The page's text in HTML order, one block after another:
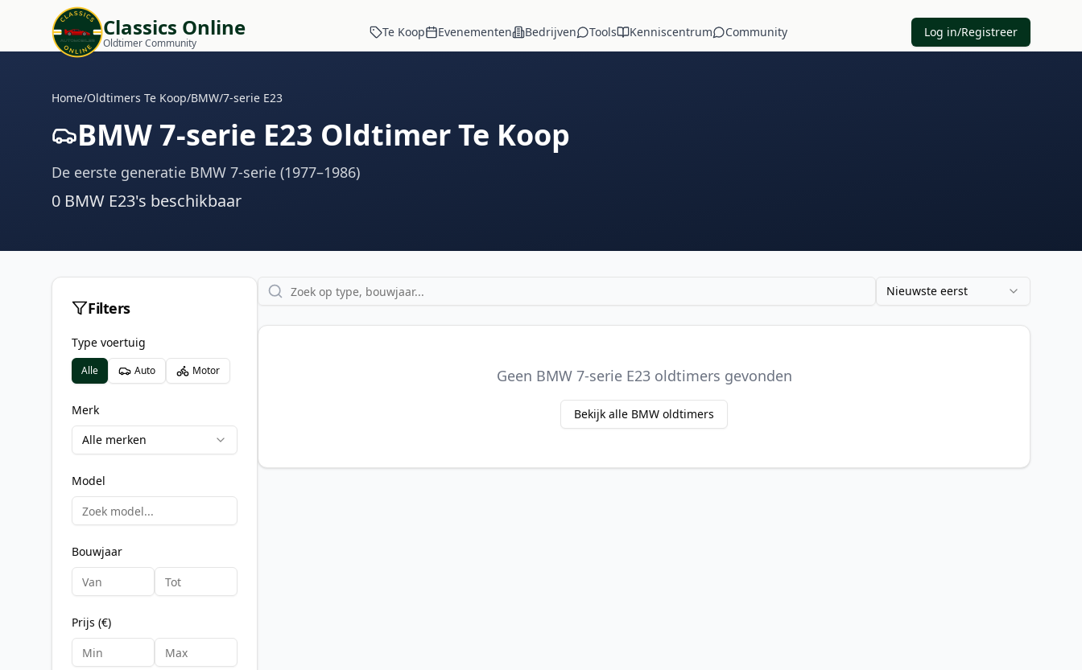
Classics Online
Oldtimer Community
Te Koop Evenementen Bedrijven Tools Kenniscentrum Community Log in/Registreer
Home/Oldtimers Te Koop/BMW/7-serie E23
BMW 7-serie E23 Oldtimer Te Koop
De eerste generatie BMW 7-serie (1977–1986)
0 BMW E23's beschikbaar
Filters
Type voertuig
Alle Auto Motor
Merk
Alle merken
Model
Bouwjaar
Prijs (€)
Nieuwste eerst
Geen BMW 7-serie E23 oldtimers gevonden
Bekijk alle BMW oldtimers